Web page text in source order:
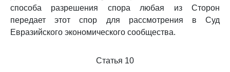
способа разрешения спора любая из Сторон
передает этот спор для рассмотрения в Суд
Евразийского экономического сообщества.
Статья 10